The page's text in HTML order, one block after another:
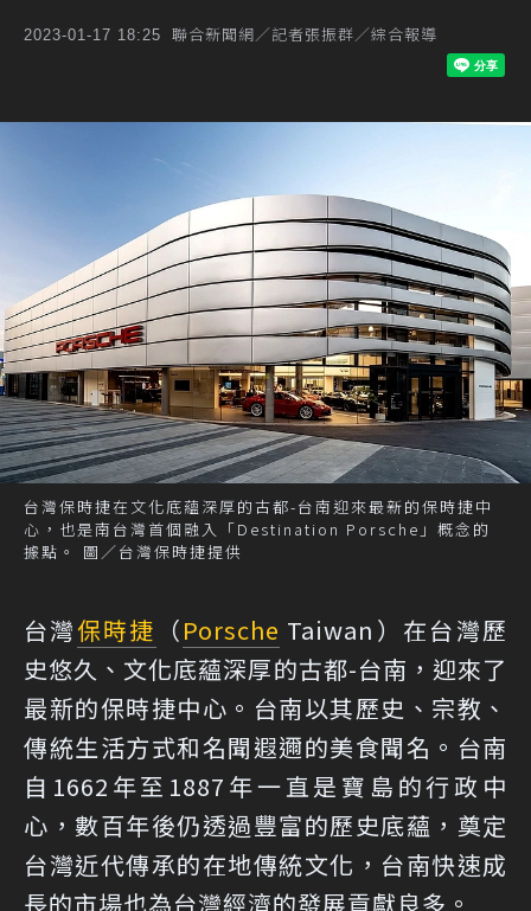
2023-01-17 18:25 聯合新聞網／記者張振群／綜合報導
台灣保時捷在文化底蘊深厚的古都-台南迎來最新的保時捷中
心，也是南台灣首個融入「Destination Porsche」概念的
據點。 圖／台灣保時捷提供
台灣保時捷 （Porsche Taiwan）在台灣歷
史悠久、文化底蘊深厚的古都-台南，迎來了
最新的保時捷中心。台南以其歷史、宗教、
傳統生活方式和名聞遐邇的美食聞名。台南
自1662年至1887年一直是寶島的行政中
心，數百年後仍透過豐富的歷史底蘊，奠定
台灣近代傳承的在地傳統文化，台南快速成
長的市場也為台灣經濟的發展貢獻良多。